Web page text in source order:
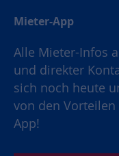
Mieter-App
Alle Mieter-Infos
und direkter
sich noch heute
von den
App!